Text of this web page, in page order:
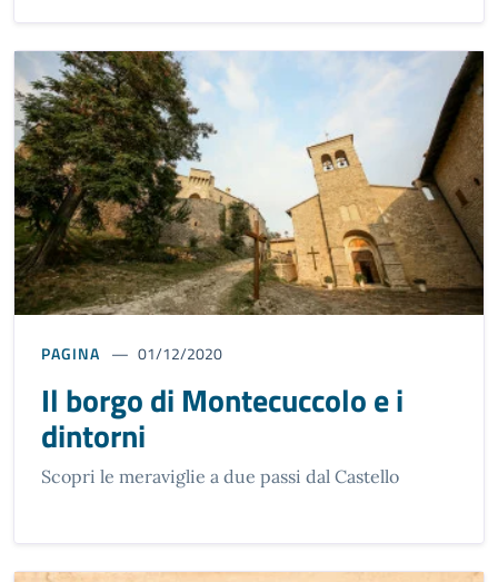
PAGINA 01/12/2020
Il borgo di Montecuccolo e i
dintorni
Scopri le meraviglie a due passi dal Castello